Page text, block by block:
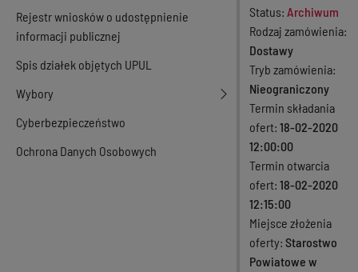
Rejestr wniosków o udostępnienie
informacji publicznej
Spis działek objętych UPUL
Wybory
Cyberbezpieczeństwo
Ochrona Danych Osobowych
Status Archiwum
Rodzaj zamówienia
Dostawy
Tryb zamówienia
Nieograniczony
Termin składania
ofert 18-02-2020
12:00:00
Termin otwarcia
ofert 18-02-2020
12:15:00
Miejsce złożenia
oferty Starostwo
Powiatowe w